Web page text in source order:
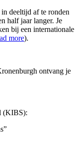
deeltijd af te ronden
half jaar langer. Je
bij een internationale
more).
ontvang je
(KIBS):